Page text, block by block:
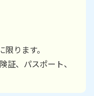
ります。
証、パスポート、